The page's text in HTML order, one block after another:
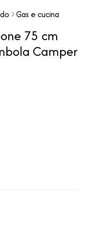
Gas e cucina
75 cm
Camper